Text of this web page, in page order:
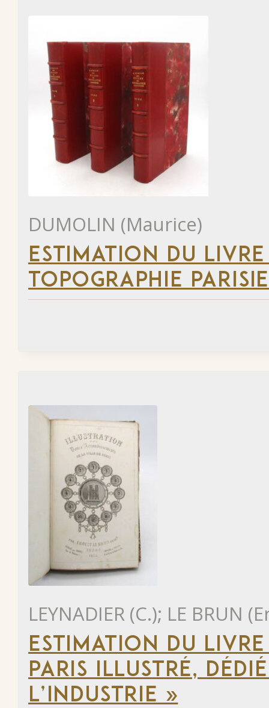
DUMOLIN (Maurice)
ESTIMATION DU
TOPOGRAPHIE
LEYNADIER (C.); LE BRUN
ESTIMATION DU
PARIS ILLUSTRÉ,
L’INDUSTRIE »